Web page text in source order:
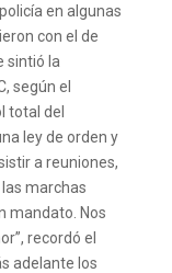
en algunas
con el de
sintió la
según el
total del
ley de orden y
a reuniones,
marchas
mandato. Nos
recordó el
adelante los